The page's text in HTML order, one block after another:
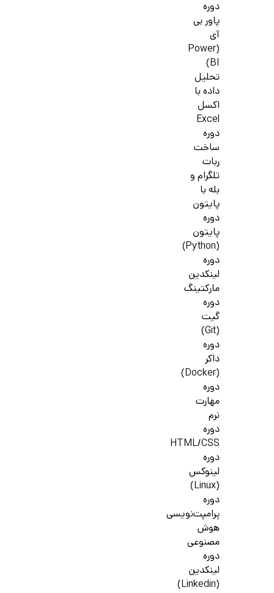
دوره
پاور بی
آی
(Power
BI)
تحلیل
داده با
اکسل
Excel
دوره
ساخت
ربات
تلگرام و
بله با
پایتون
دوره
پایتون
(Python)
دوره
لینکدین
مارکتینگ
دوره
گیت
(Git)
دوره
داکر
(Docker)
دوره
مهارت
نرم
دوره
HTML/CSS
دوره
لینوکس
(Linux)
دوره
پرامپت‌نویسی
هوش
مصنوعی
دوره
لینکدین
(Linkedin)